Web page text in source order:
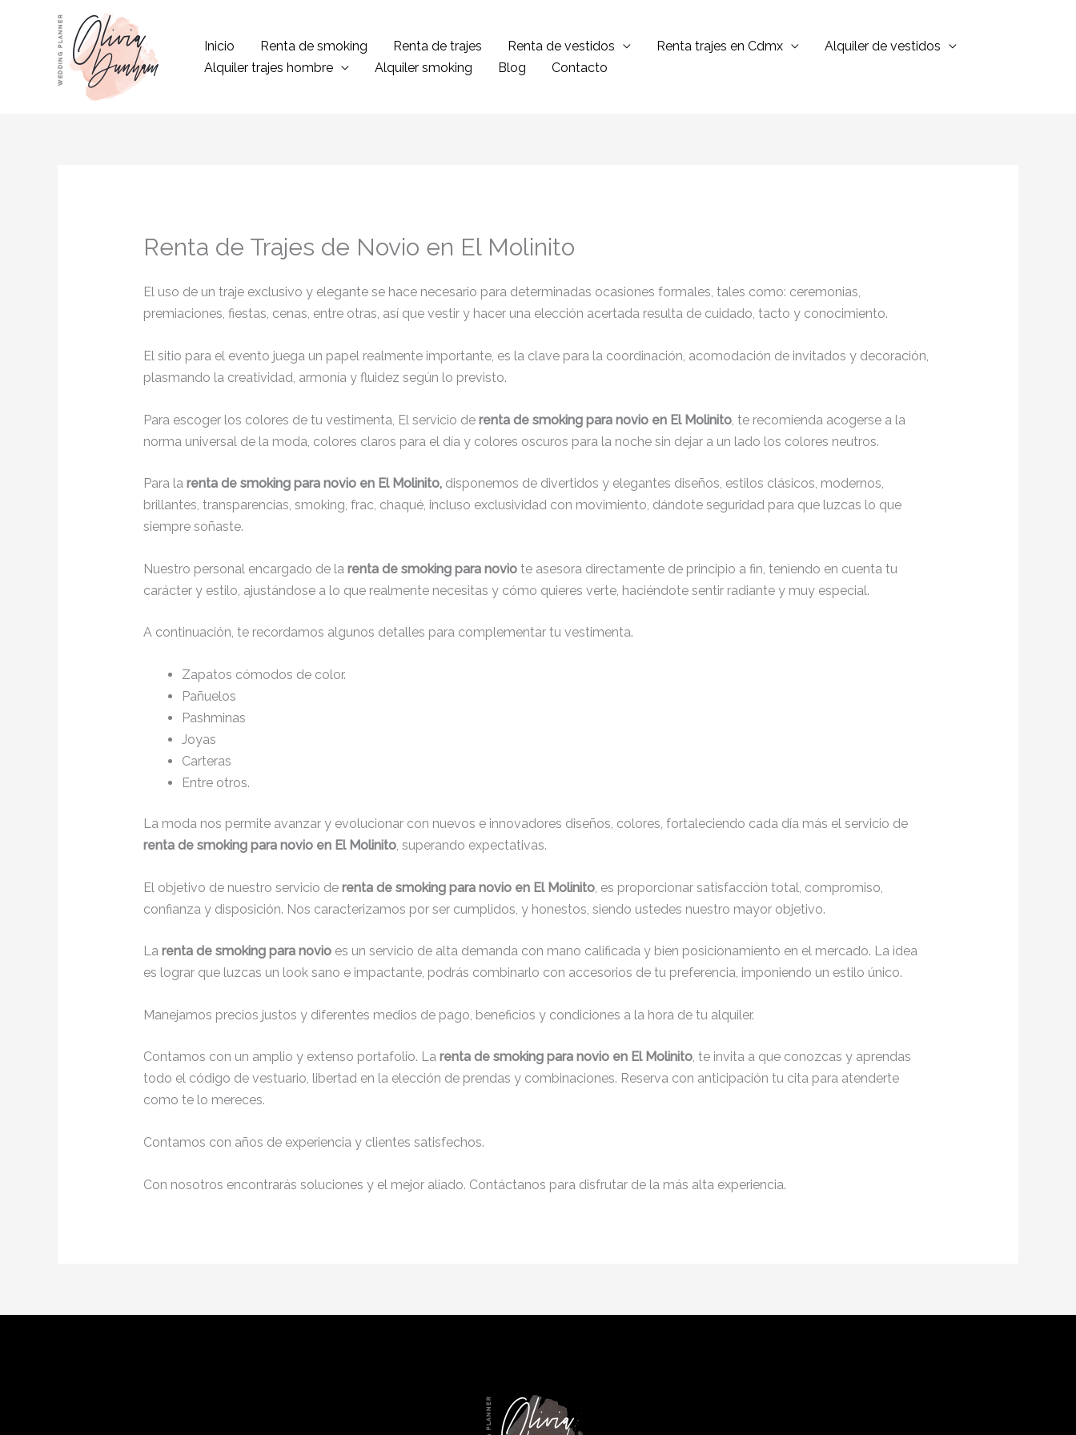
contenido
Inicio Renta de smoking Renta de trajes Renta de vestidos Renta trajes en Cdmx
Alquiler de vestidos
Alquiler trajes hombre
Alquiler smoking Blog Contacto
Renta de Trajes de Novio en El Molinito
El uso de un traje exclusivo y elegante se hace necesario para determinadas ocasiones formales, tales como: ceremonias,
premiaciones, fiestas, cenas, entre otras, así que vestir y hacer una elección acertada resulta de cuidado, tacto y conocimiento.
El sitio para el evento juega un papel realmente importante, es la clave para la coordinación, acomodación de invitados y decoración,
plasmando la creatividad, armonía y fluidez según lo previsto.
Para escoger los colores de tu vestimenta, El servicio de renta de smoking para novio en El Molinito, te recomienda acogerse a la
norma universal de la moda, colores claros para el día y colores oscuros para la noche sin dejar a un lado los colores neutros.
Para la renta de smoking para novio en El Molinito, disponemos de divertidos y elegantes diseños, estilos clásicos, modernos,
brillantes, transparencias, smoking, frac, chaqué, incluso exclusividad con movimiento, dándote seguridad para que luzcas lo que
siempre soñaste.
Nuestro personal encargado de la renta de smoking para noviote asesora directamente de principio a fin, teniendo en cuenta tu
carácter y estilo, ajustándose a lo que realmente necesitas y cómo quieres verte, haciéndote sentir radiante y muy especial.
A continuación, te recordamos algunos detalles para complementar tu vestimenta.
Zapatos cómodos de color.
Pañuelos
Pashminas
Joyas
Carteras
Entre otros.
La moda nos permite avanzar y evolucionar con nuevos e innovadores diseños, colores, fortaleciendo cada día más el servicio de
renta de smoking para novio en El Molinito, superando expectativas.
El objetivo de nuestro servicio de renta de smoking para novio en El Molinito, es proporcionar satisfacción total, compromiso,
confianza y disposición. Nos caracterizamos por ser cumplidos, y honestos, siendo ustedes nuestro mayor objetivo.
La renta de smoking para novio es un servicio de alta demanda con mano calificada y bien posicionamiento en el mercado. La idea
es lograr que luzcas un look sano e impactante, podrás combinarlo con accesorios de tu preferencia, imponiendo un estilo único.
Manejamos precios justos y diferentes medios de pago, beneficios y condiciones a la hora de tu alquiler.
Contamos con un amplio y extenso portafolio. La renta de smoking para novio en El Molinito, te invita a que conozcas y aprendas
todo el código de vestuario, libertad en la elección de prendas y combinaciones. Reserva con anticipación tu cita para atenderte
como te lo mereces.
Contamos con años de experiencia y clientes satisfechos.
Con nosotros encontrarás soluciones y el mejor aliado. Contáctanos para disfrutar de la más alta experiencia.